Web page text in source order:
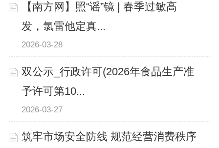
【南方网】照“谣”镜 | 春季过敏高
发，氯雷他定真...
2026-03-28
双公示_行政许可(2026年食品生产准
予许可第10...
2026-03-27
筑牢市场安全防线 规范经营消费秩序